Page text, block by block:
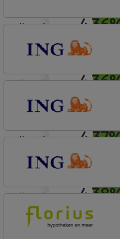
lineair
Basistarief
lineair
Basistarief
lineair
Basistarief
lineair
ING Bank
Basistarief